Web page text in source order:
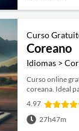
Curso
Coreano
Idiomas >
Curso online
coreana. Ideal
4.97
27h47m